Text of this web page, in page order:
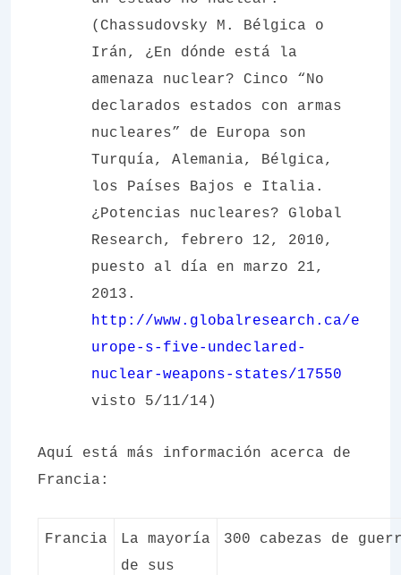
(Chassudovsky M. Bélgica o
Irán, ¿En dónde está la
amenaza nuclear? Cinco “No
declarados estados con armas
nucleares” de Europa son
Turquía, Alemania, Bélgica,
los Países Bajos e Italia.
¿Potencias nucleares? Global
Research, febrero 12, 2010,
puesto al día en marzo 21,
2013.
http://www.globalresearch.ca/e
urope-s-five-undeclared-
nuclear-weapons-states/17550
visto 5/11/14)
Aquí está más información acerca de
Francia:
Francia
La mayoría
de sus
300 cabezas de